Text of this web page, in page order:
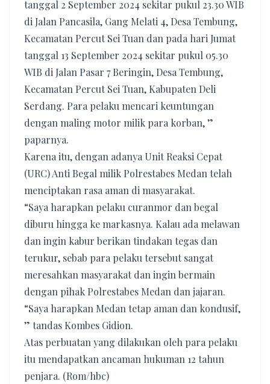
tanggal 2 September 2024 sekitar pukul 23.30 WIB
di Jalan Pancasila, Gang Melati 4, Desa Tembung,
Kecamatan Percut Sei Tuan dan pada hari Jumat
tanggal 13 September 2024 sekitar pukul 05.30
WIB di Jalan Pasar 7 Beringin, Desa Tembung,
Kecamatan Percut Sei Tuan, Kabupaten Deli
Serdang. Para pelaku mencari keuntungan
dengan maling motor milik para korban, ”
paparnya.
Karena itu, dengan adanya Unit Reaksi Cepat
(URC) Anti Begal milik Polrestabes Medan telah
menciptakan rasa aman di masyarakat.
“Saya harapkan pelaku curanmor dan begal
diburu hingga ke markasnya. Kalau ada melawan
dan ingin kabur berikan tindakan tegas dan
terukur, sebab para pelaku tersebut sangat
meresahkan masyarakat dan ingin bermain
dengan pihak Polrestabes Medan dan jajaran.
“Saya harapkan Medan tetap aman dan kondusif,
” tandas Kombes Gidion.
Atas perbuatan yang dilakukan oleh para pelaku
itu mendapatkan ancaman hukuman 12 tahun
penjara. (Rom/hbc)